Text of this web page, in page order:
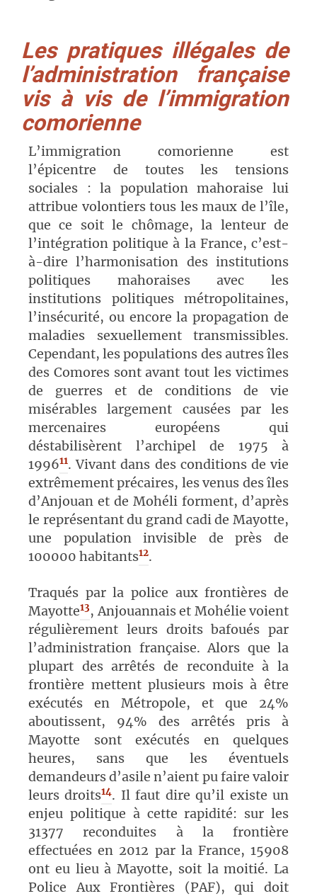
Les pratiques illégales de
l’administration française
vis à vis de l’immigration
comorienne
L’immigration comorienne est
l’épicentre de toutes les tensions
sociales : la population mahoraise lui
attribue volontiers tous les maux de l’île,
que ce soit le chômage, la lenteur de
l’intégration politique à la France, c’est-
à-dire l’harmonisation des institutions
politiques mahoraises avec les
institutions politiques métropolitaines,
l’insécurité, ou encore la propagation de
maladies sexuellement transmissibles.
Cependant, les populations des autres îles
des Comores sont avant tout les victimes
de guerres et de conditions de vie
misérables largement causées par les
mercenaires européens qui
déstabilisèrent l’archipel de 1975 à
199611. Vivant dans des conditions de vie
extrêmement précaires, les venus des îles
d’Anjouan et de Mohéli forment, d’après
le représentant du grand cadi de Mayotte,
une population invisible de près de
100000 habitants12.
Traqués par la police aux frontières de
Mayotte13, Anjouannais et Mohélie voient
régulièrement leurs droits bafoués par
l’administration française. Alors que la
plupart des arrêtés de reconduite à la
frontière mettent plusieurs mois à être
exécutés en Métropole, et que 24%
aboutissent, 94% des arrêtés pris à
Mayotte sont exécutés en quelques
heures, sans que les éventuels
demandeurs d’asile n’aient pu faire valoir
leurs droits14. Il faut dire qu’il existe un
enjeu politique à cette rapidité: sur les
31377 reconduites à la frontière
effectuées en 2012 par la France, 15908
ont eu lieu à Mayotte, soit la moitié. La
Police Aux Frontières (PAF), qui doit